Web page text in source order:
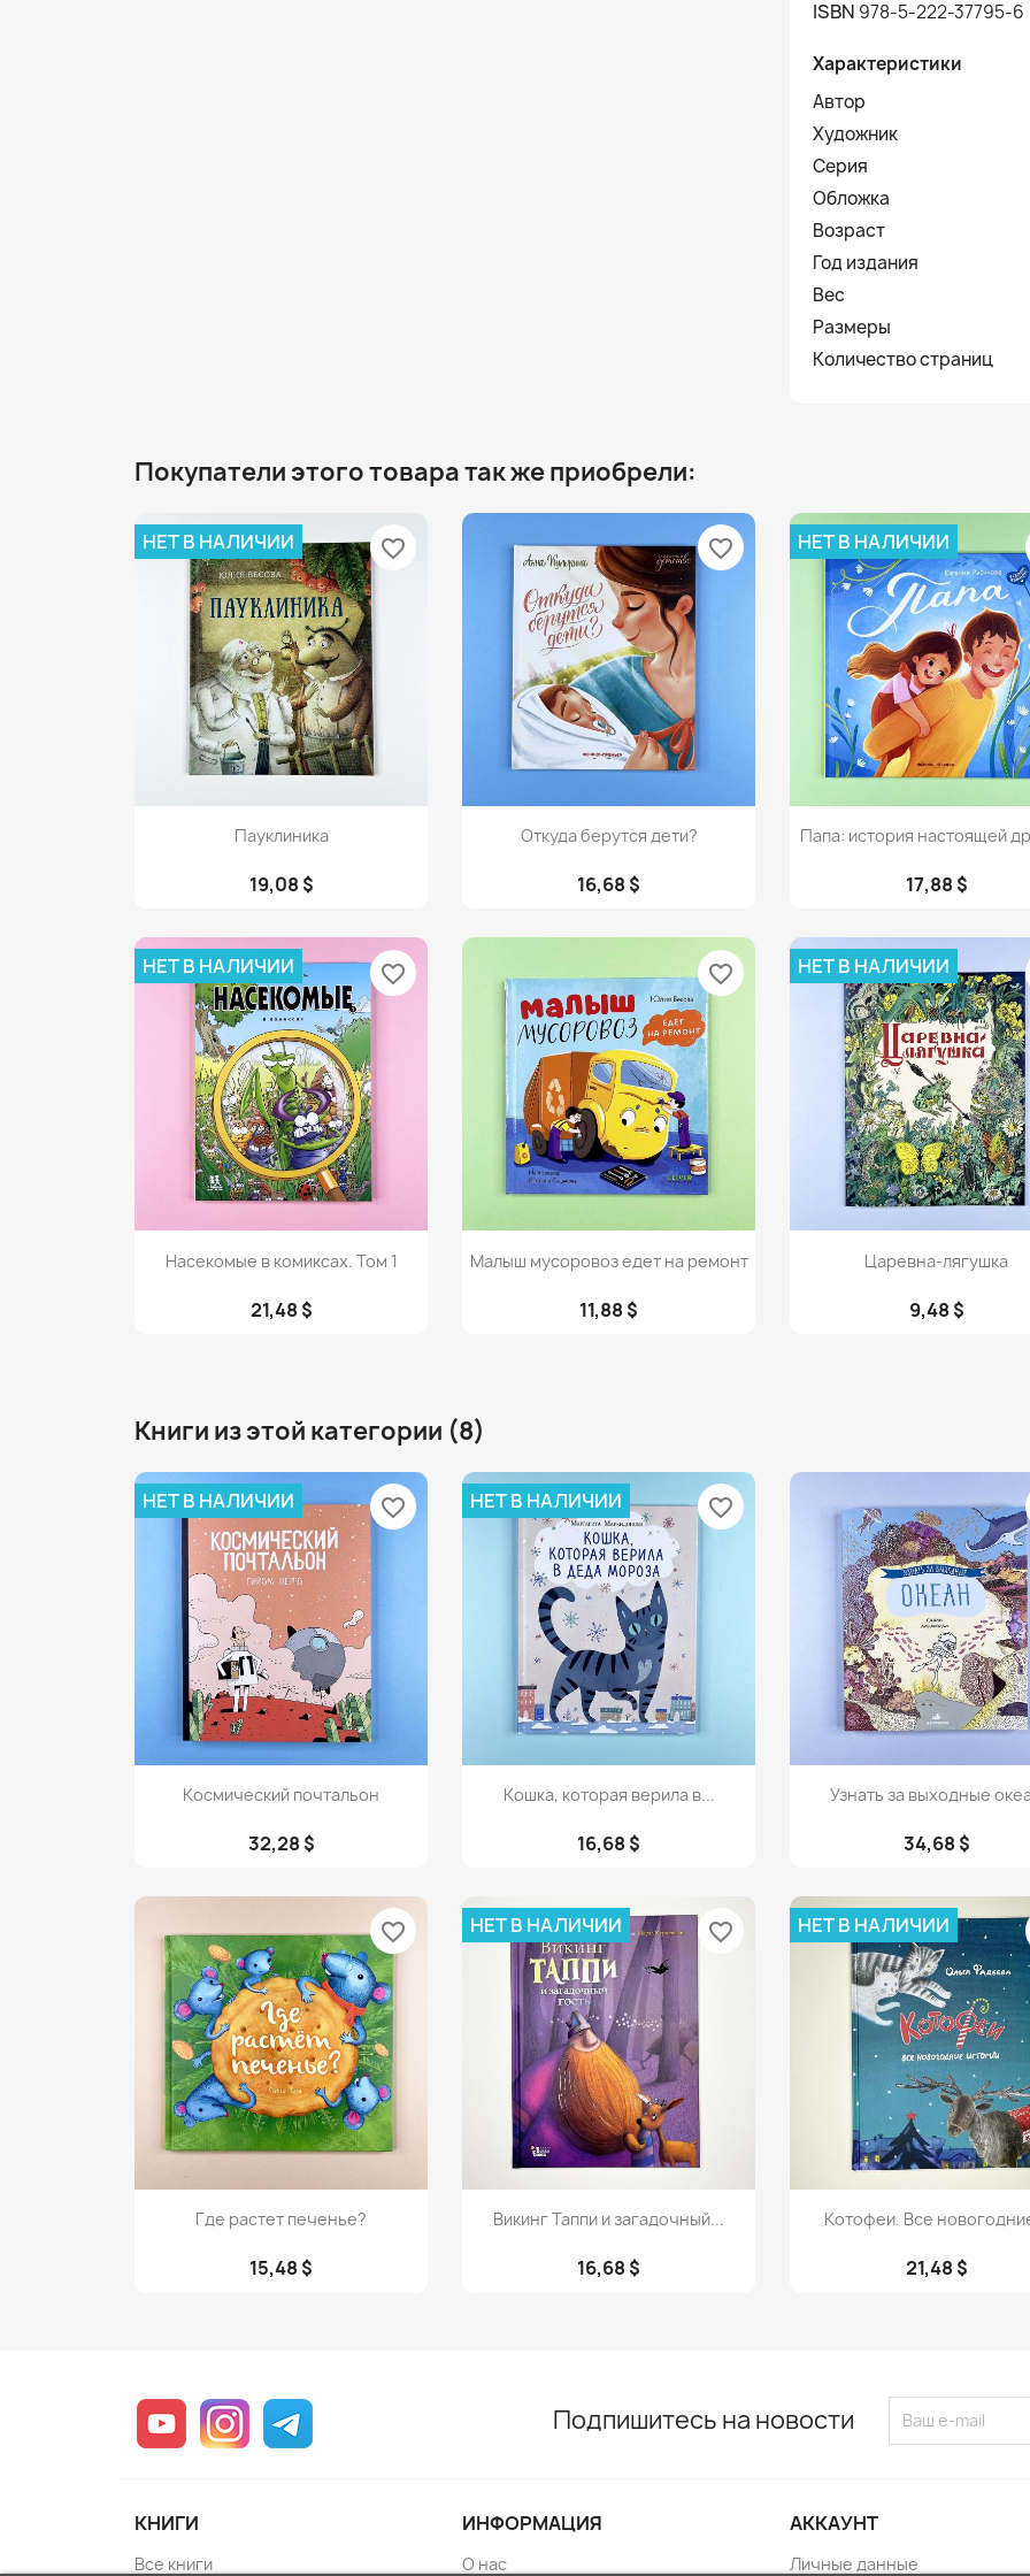
ISBN 978-5-222-37795-6
Характеристики
Автор
Художник
Серия
Обложка
Возраст
Год издания
Вес
Размеры
Количество страниц
Покупатели этого товара так же приобрели:
Просмотр
Пауклиника
19,08 $
НЕТ В НАЛИЧИИ favorite_border
Просмотр
Откуда берутся дети?
16,68 $
favorite_border
Просмотр
Папа: история настоящей
17,88 $
НЕТ В НАЛИЧИИ
Просмотр
Насекомые в комиксах. Том 1
21,48 $
НЕТ В НАЛИЧИИ favorite_border
Просмотр
Малыш мусоровоз едет на ремонт
11,88 $
favorite_border
Просмотр
Царевна-лягушка
9,48 $
НЕТ В НАЛИЧИИ
Книги из этой категории (8)
Просмотр
Космический почтальон
32,28 $
НЕТ В НАЛИЧИИ favorite_border
Просмотр
Кошка, которая верила в...
16,68 $
НЕТ В НАЛИЧИИ favorite_border
Просмотр
Узнать за выходные
34,68 $
Просмотр
Где растет печенье?
15,48 $
favorite_border
Просмотр
Викинг Таппи и загадочный...
16,68 $
НЕТ В НАЛИЧИИ favorite_border
 Просмотр
Котофеи. Все
21,48 $
НЕТ В НАЛИЧИИ
YouTube Instagram Подпишитесь на новости
КНИГИ
Все книги
ИНФОРМАЦИЯ
О нас
АККАУНТ
Личные данные